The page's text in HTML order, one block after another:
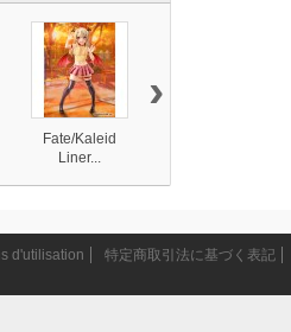
Fate/Kaleid
Liner...
›
d'utilisation 特定商取引法に基づく表記